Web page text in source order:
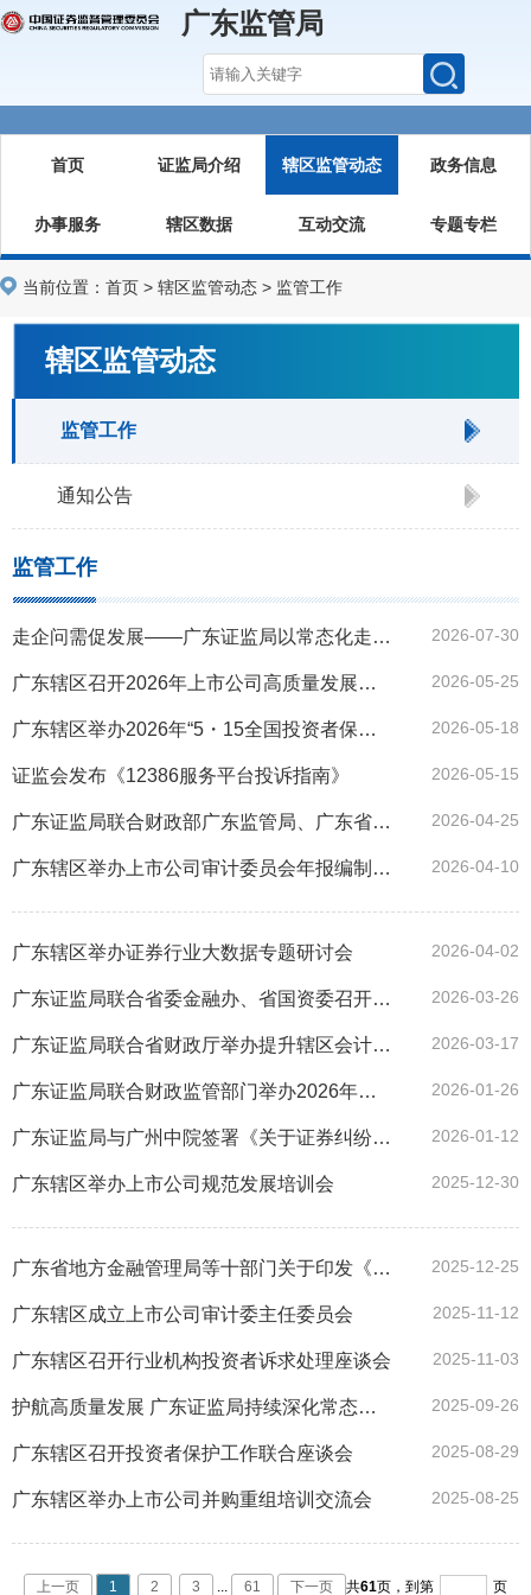
广东监管局
首页 证监局介绍 辖区监管动态 政务信息
办事服务 辖区数据 互动交流 专题专栏
当前位置： 首页 > 辖区监管动态 > 监管工作
辖区监管动态
监管工作
通知公告
监管工作
走企问需促发展——广东证监局以常态化走访推动辖区上市公司高质量发展 2026-07-30
广东辖区召开2026年上市公司高质量发展大会 2026-05-25
广东辖区举办2026年“5・15全国投资者保护宣传日” 主题活动 2026-05-18
证监会发布《12386服务平台投诉指南》 2026-05-15
广东证监局联合财政部广东监管局、广东省注册会计师协会发布《会计师事务所上市公司审计业务监管案例（2024-2025）》 2026-04-25
广东辖区举办上市公司审计委员会年报编制暨履职专题培训 2026-04-10
广东辖区举办证券行业大数据专题研讨会 2026-04-02
广东证监局联合省委金融办、省国资委召开广东债券市场高质量发展培训交流会 2026-03-26
广东证监局联合省财政厅举办提升辖区会计师事务所执业质量座谈会 2026-03-17
广东证监局联合财政监管部门举办2026年会计师事务所监管工作培训会 2026-01-26
广东证监局与广州中院签署《关于证券纠纷风险协同治理与多元化解机制合作备忘录》 2026-01-12
广东辖区举办上市公司规范发展培训会 2025-12-30
广东省地方金融管理局等十部门关于印发《广东省推动金融服务科技强省建设工作方案》的通知 2025-12-25
广东辖区成立上市公司审计委主任委员会 2025-11-12
广东辖区召开行业机构投资者诉求处理座谈会 2025-11-03
护航高质量发展 广东证监局持续深化常态化走访上市公司 2025-09-26
广东辖区召开投资者保护工作联合座谈会 2025-08-29
广东辖区举办上市公司并购重组培训交流会 2025-08-25
上一页 1 2 3 ... 61 下一页 共61页， 到第 页